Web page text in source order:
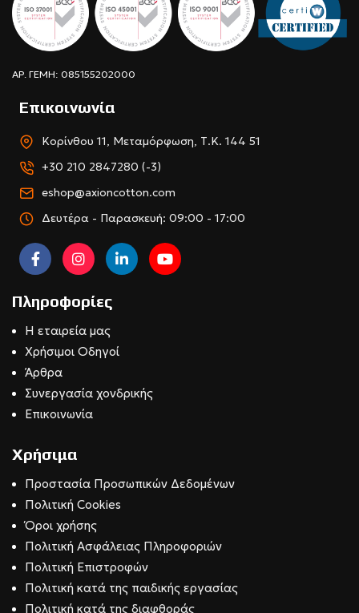
ΑΡ. ΓΕΜΗ: 085155202000
Επικοινωνία
Κορίνθου 11, Μεταμόρφωση, Τ.Κ. 144 51
+30 210 2847280 (-3)
eshop@axioncotton.com
Δευτέρα - Παρασκευή: 09:00 - 17:00
Πληροφορίες
Η εταιρεία μας
Χρήσιμοι Οδηγοί
Άρθρα
Συνεργασία χονδρικής
Επικοινωνία
Χρήσιμα
Προστασία Προσωπικών Δεδομένων
Πολιτική Cookies
Όροι χρήσης
Πολιτική Ασφάλειας Πληροφοριών
Πολιτική Επιστροφών
Πολιτική κατά της παιδικής εργασίας
Πολιτική κατά της διαφθοράς